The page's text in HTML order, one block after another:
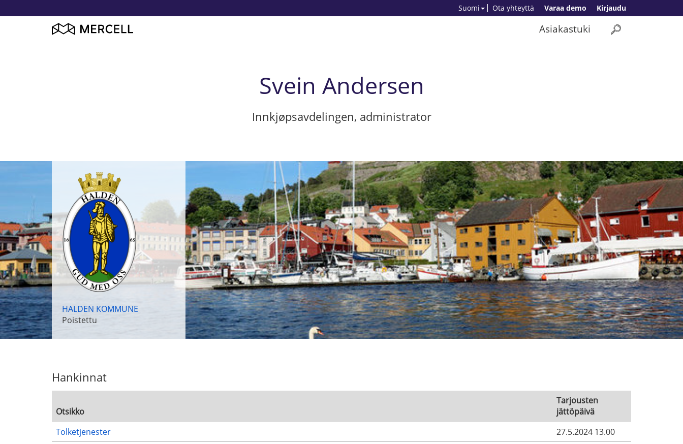
Kirjaudu
Varaa demo
Ota yhteyttä
Suomi
Asiakastuki
Svein Andersen
Innkjøpsavdelingen, administrator
HALDEN KOMMUNE
Poistettu
Hankinnat
Otsikko
Tarjousten
jättöpäivä
Tolketjenester
27.5.2024 13.00